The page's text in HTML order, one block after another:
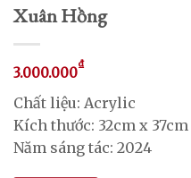
Xuân Hồng
3.000.000₫
Chất liệu: Acrylic
Kích thước: 32cm x 37cm
Năm sáng tác: 2024